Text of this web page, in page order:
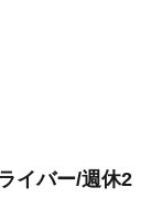
イバー/週休2